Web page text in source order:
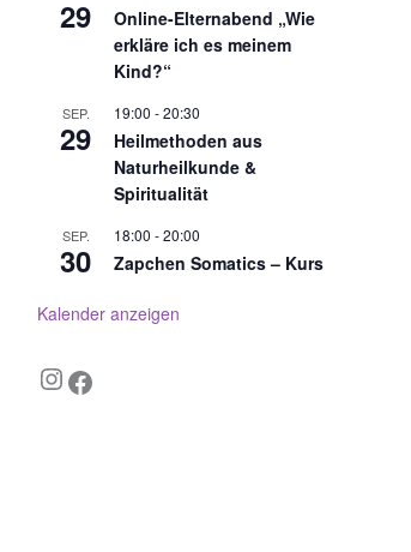
29
Online-Elternabend „Wie
erkläre ich es meinem
Kind?“
SEP.
29
19:00 -20:30
Heilmethoden aus
Naturheilkunde &
Spiritualität
SEP.
30
18:00 -20:00
Zapchen Somatics – Kurs
Kalender anzeigen
InstagramFacebook